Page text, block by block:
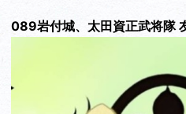
089岩付城、太田資正武将隊